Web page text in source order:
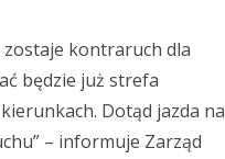
kontraruch dla
będzie już strefa
Dotąd jazda na
– informuje Zarząd